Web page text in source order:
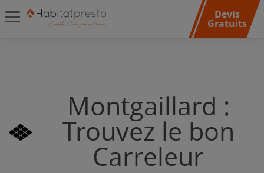
Devis
Gratuits
Montgaillard :
Trouvez le bon
Carreleur